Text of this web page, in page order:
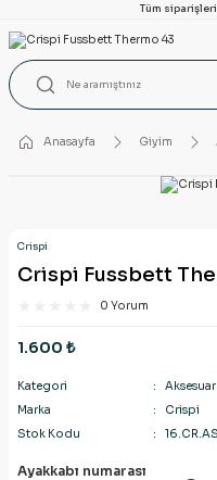
Tüm
Anasayfa Giyim
Crispi
Crispi Fussbett
0 Yorum
1.600 ₺
Kategori
Aksesuar
Marka
Crispi
Stok Kodu
Ayakkabı numarası